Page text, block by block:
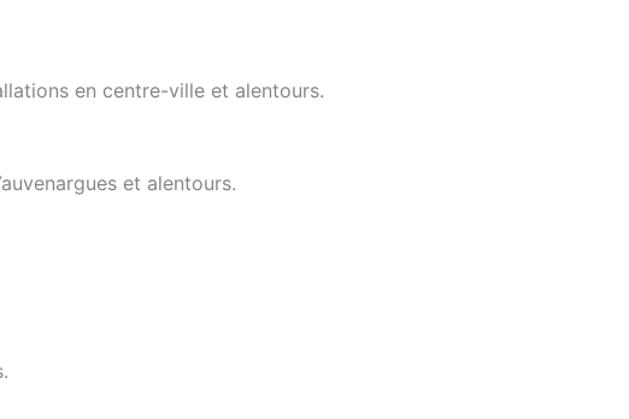
en centre-ville et alentours.
et alentours.